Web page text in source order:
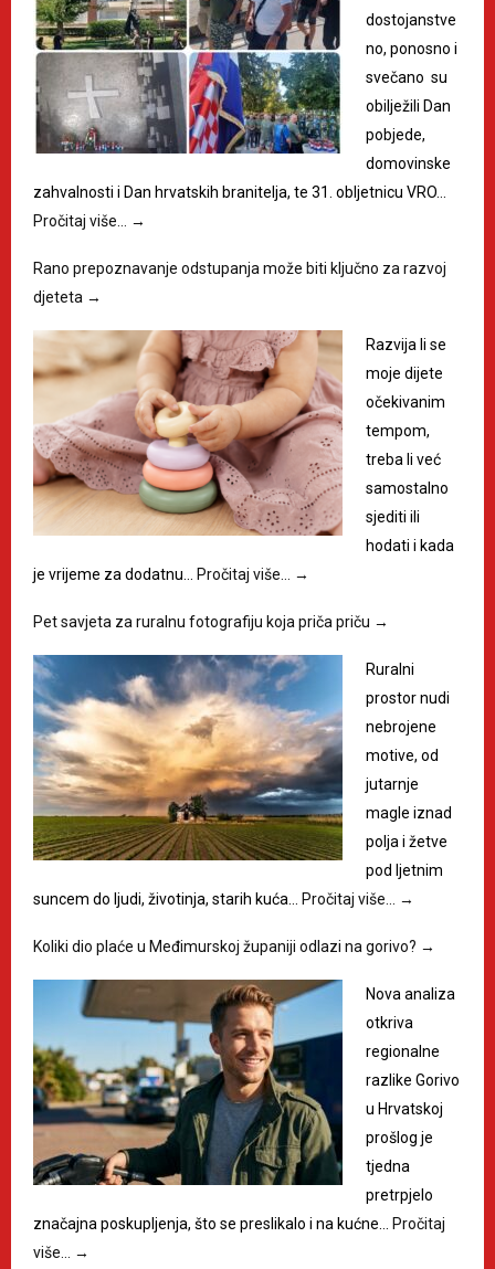
dostojanstve
no, ponosno i
svečano su
obilježili Dan
pobjede,
domovinske
zahvalnosti i Dan hrvatskih branitelja, te 31. obljetnicu VRO…
Pročitaj više…
→
Rano prepoznavanje odstupanja može biti ključno za razvoj
djeteta →
Razvija li se
moje dijete
očekivanim
tempom,
treba li već
samostalno
sjediti ili
hodati i kada
je vrijeme za dodatnu… Pročitaj više… →
Pet savjeta za ruralnu fotografiju koja priča priču →
Ruralni
prostor nudi
nebrojene
motive, od
jutarnje
magle iznad
polja i žetve
pod ljetnim
suncem do ljudi, životinja, starih kuća… Pročitaj više… →
Koliki dio plaće u Međimurskoj županiji odlazi na gorivo? →
Nova analiza
otkriva
regionalne
razlike Gorivo
u Hrvatskoj
prošlog je
tjedna
pretrpjelo
značajna poskupljenja, što se preslikalo i na kućne… Pročitaj
više…
→